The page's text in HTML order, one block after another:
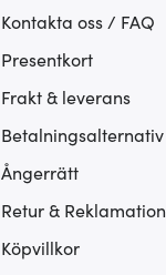
Kontakta oss / FAQ
Presentkort
Frakt & leverans
Betalningsalternativ
Ångerrätt
Retur & Reklamation
Köpvillkor